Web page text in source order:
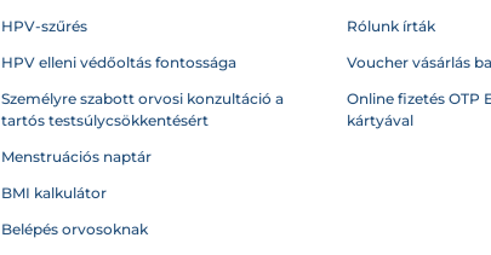
HPV-szűrés
HPV elleni védőoltás fontossága
Személyre szabott orvosi konzultáció a
tartós testsúlycsökkentésért
Menstruációs naptár
BMI kalkulátor
Belépés orvosoknak
Rólunk írták
Voucher vásárlás
Online fizetés OTP
kártyával